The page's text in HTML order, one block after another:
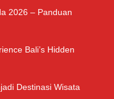
2026 – Panduan
Bali’s Hidden
Destinasi Wisata